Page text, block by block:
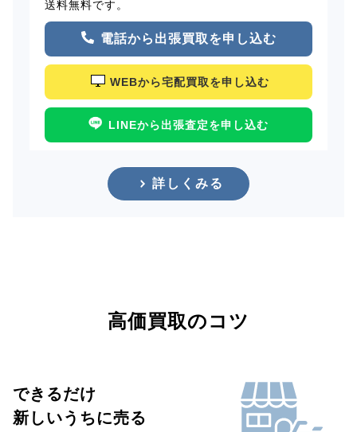
送料無料です。
電話から出張買取を申し込む
WEBから宅配買取を申し込む
LINEから出張査定を申し込む
詳しくみる
高価買取のコツ
できるだけ
新しいうちに売る